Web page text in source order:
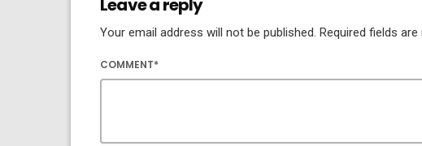
Leave a reply
Your email address will not be published. Required fields
COMMENT*